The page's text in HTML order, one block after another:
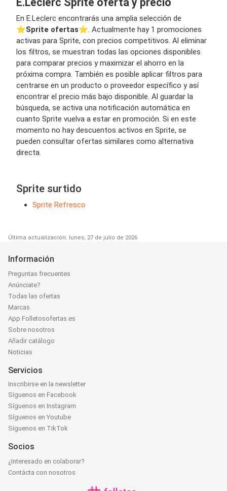
En E.Leclerc encontrarás una amplia selección de
⭐️Sprite ofertas⭐️. Actualmente hay 1 promociones
activas para Sprite, con precios competitivos. Al eliminar
los filtros, se muestran todas las opciones disponibles
para comparar precios y maximizar el ahorro en la
próxima compra. También es posible aplicar filtros para
centrarse en un producto o proveedor específico y así
encontrar el precio más bajo disponible. Al guardar la
búsqueda, se activa una notificación automática en
cuanto Sprite vuelva a estar en promoción. Si en este
momento no hay descuentos activos en Sprite, se
pueden consultar ofertas similares como alternativa
directa.
Sprite surtido
Sprite Refresco
Última actualización: lunes, 27 de julio de 2026
Información
Preguntas frecuentes
Anúnciate?
Todas las ofertas
Marcas
App Folletosofertas.es
Sobre nosotros
Añadir catálogo
Noticias
Servicios
Inscribirse en la newsletter
Síguenos en Facebook
Síguenos en Instagram
Síguenos en Youtube
Síguenos en TikTok
Socios
¿Interesado en colaborar?
Contácta con nosotros